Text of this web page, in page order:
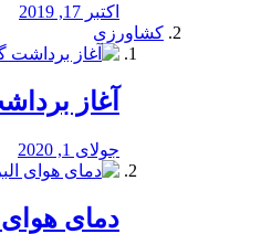
اکتبر 17, 2019
کشاورزی
آغاز
جولای 1, 2020
دمای هوای